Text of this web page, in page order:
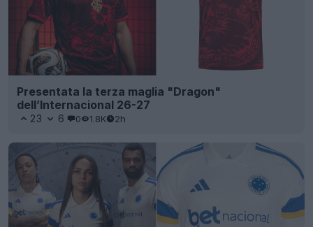
Presentata la terza maglia "Dragon"
dell’Internacional 26-27
23 6 0 1.8K 2h